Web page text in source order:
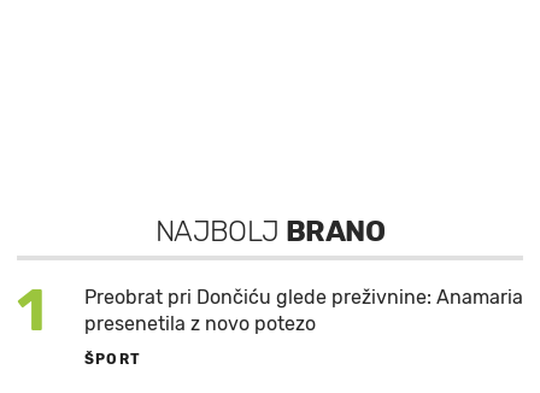
NAJBOLJ BRANO
1
Preobrat pri Dončiću glede preživnine: Anamaria
presenetila z novo potezo
ŠPORT